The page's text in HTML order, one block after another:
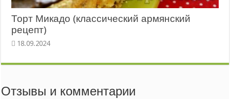
Торт Микадо (классический армянский
рецепт)
Отзывы и комментарии